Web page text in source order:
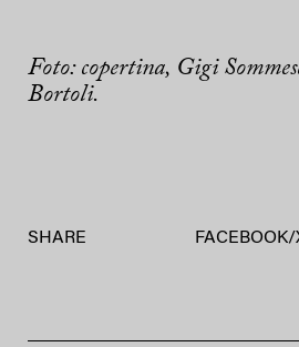
Foto: copertina, Gigi
Bortoli.
SHARE FACEBOOK/